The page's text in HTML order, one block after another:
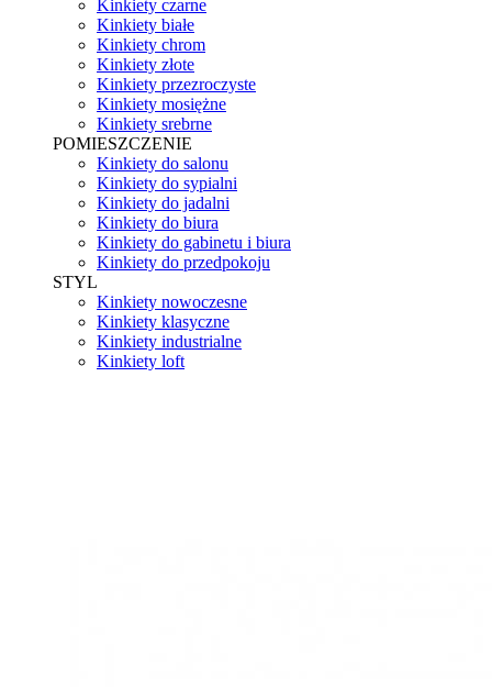
Kinkiety czarne
Kinkiety białe
Kinkiety chrom
Kinkiety złote
Kinkiety przezroczyste
Kinkiety mosiężne
Kinkiety srebrne
POMIESZCZENIE
Kinkiety do salonu
Kinkiety do sypialni
Kinkiety do jadalni
Kinkiety do biura
Kinkiety do gabinetu i biura
Kinkiety do przedpokoju
STYL
Kinkiety nowoczesne
Kinkiety klasyczne
Kinkiety industrialne
Kinkiety loft